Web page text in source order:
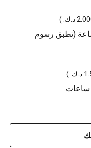
)
(تطبق رسوم
)